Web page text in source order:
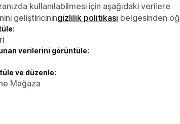
kullanılabilmesi için aşağıdaki verilere
geliştiriciningizlilik politikası belgesinden
verilerini görüntüle:
ve düzenle:
Mağaza